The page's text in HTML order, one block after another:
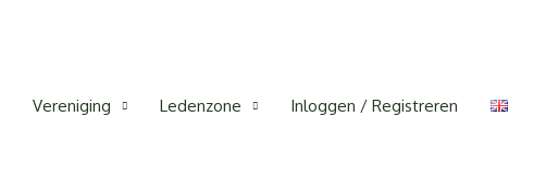
Vereniging Ledenzone Inloggen / Registreren